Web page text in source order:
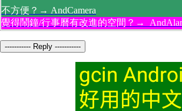
不方便？→ AndCamera
覺得鬧鐘/行事曆有改進的空間？→
----------- Reply -----------